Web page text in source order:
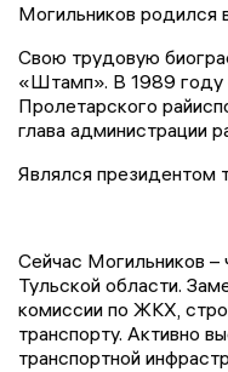
Могильников родился
Свою трудовую
«Штамп». В 1989
Пролетарского
глава администрации
Являлся президентом
Сейчас Могильников
Тульской области.
комиссии по ЖКХ,
транспорту. Активно
транспортной